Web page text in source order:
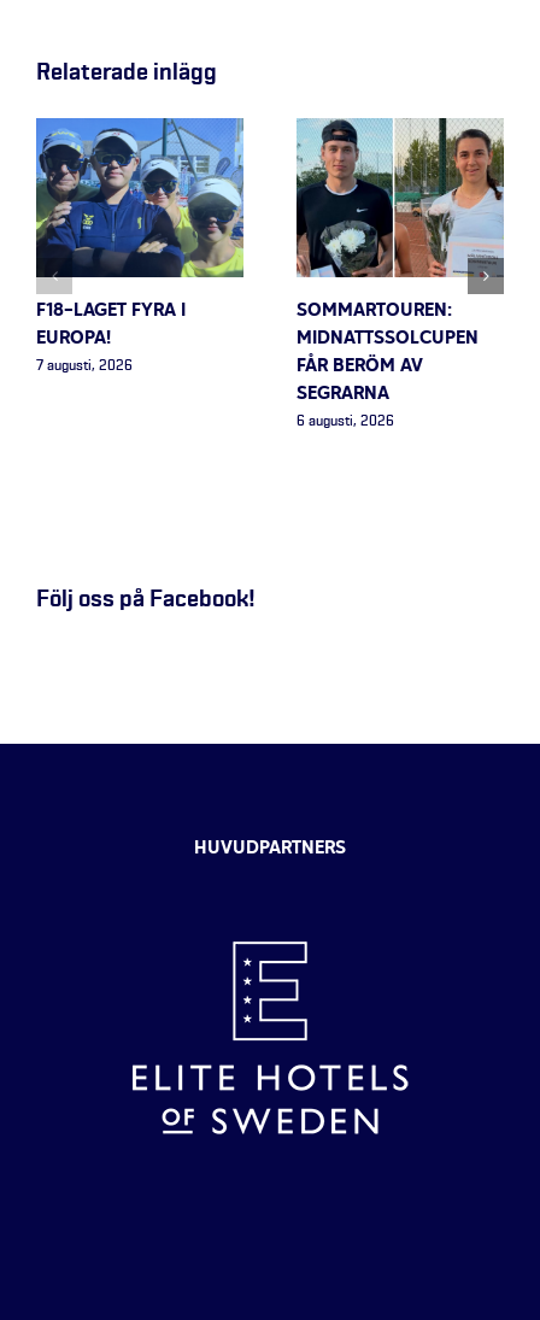
Relaterade inlägg
F18-LAGET FYRA I
EUROPA!
7 augusti, 2026
SOMMARTOUREN:
MIDNATTSSOLCUPEN
FÅR BERÖM AV
SEGRARNA
6 augusti, 2026
Följ oss på Facebook!
HUVUDPARTNERS